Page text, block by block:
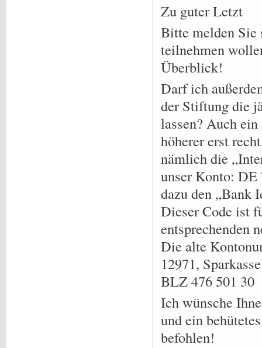
Zu guter Letzt
Bitte melden Sie
teilnehmen
Überblick!
Darf ich
der Stiftung die
lassen? Auch
höherer erst
nämlich die
unser Konto: DE
dazu den „Bank
Dieser Code ist
entsprechenden
Die alte
12971,
BLZ 476 501 30
Ich wünsche
und ein
befohlen!